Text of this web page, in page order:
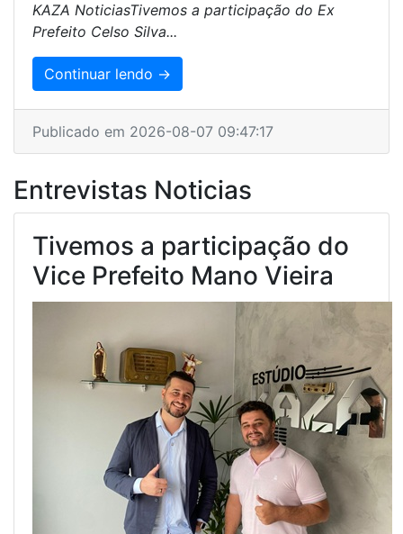
KAZA NoticiasTivemos a participação do Ex
Prefeito Celso Silva...
Continuar lendo →
Publicado em 2026-08-07 09:47:17
Entrevistas Noticias
Tivemos a participação do
Vice Prefeito Mano Vieira